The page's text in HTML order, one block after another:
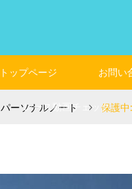
トップページ お問い
レース動画チェック
パーソナルノート 保護